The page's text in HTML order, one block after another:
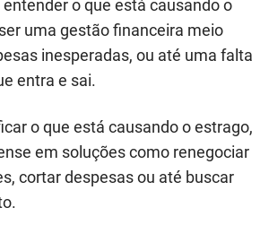
o que está causando o
uma gestão financeira meio
inesperadas, ou até uma falta
entra e sai.
o que está causando o estrago,
em soluções como renegociar
cortar despesas ou até buscar